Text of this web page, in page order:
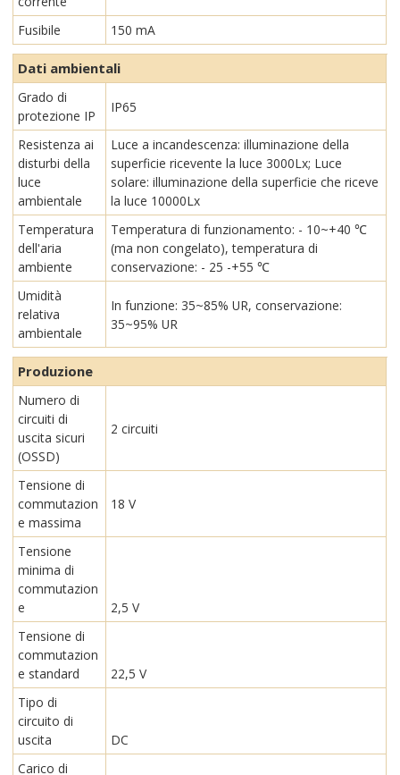
Fusibile
150 mA
Dati ambientali
Grado di
protezione IP
IP65
Resistenza ai
disturbi della
luce
ambientale
Luce a incandescenza: illuminazione della
superficie ricevente la luce 3000Lx; Luce
solare: illuminazione della superficie che riceve
la luce 10000Lx
Temperatura
dell'aria
ambiente
Temperatura di funzionamento: - 10~+40 ℃
(ma non congelato), temperatura di
conservazione: - 25 -+55 ℃
Umidità
relativa
ambientale
In funzione: 35~85% UR, conservazione:
35~95% UR
Produzione
Numero di
circuiti di
uscita sicuri
(OSSD)
2 circuiti
Tensione di
commutazion
e massima
18 V
Tensione
minima di
commutazion
e
2,5 V
Tensione di
commutazion
e standard
22,5 V
Tipo di
circuito di
uscita
DC
Carico di